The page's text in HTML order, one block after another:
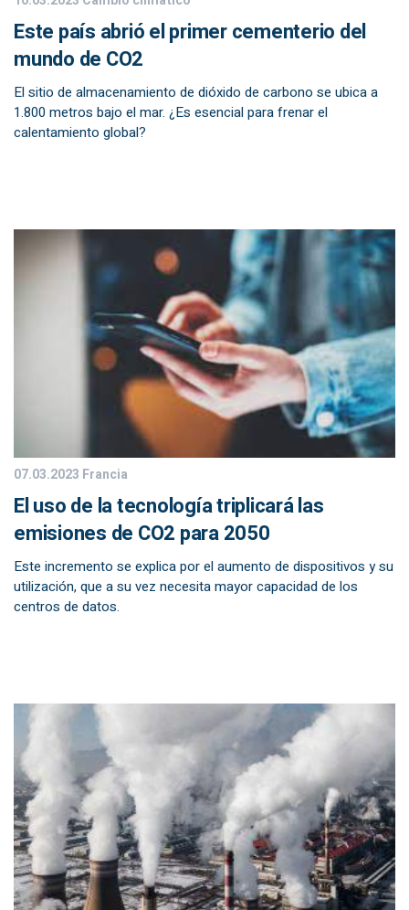
Este país abrió el primer cementerio del
mundo de CO2
El sitio de almacenamiento de dióxido de carbono se ubica a
1.800 metros bajo el mar. ¿Es esencial para frenar el
calentamiento global?
07.03.2023 Francia
El uso de la tecnología triplicará las
emisiones de CO2 para 2050
Este incremento se explica por el aumento de dispositivos y su
utilización, que a su vez necesita mayor capacidad de los
centros de datos.